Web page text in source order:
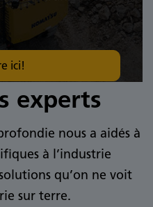
ici!
experts
nous a aidés à
à l’industrie
qu’on ne voit
sur terre.